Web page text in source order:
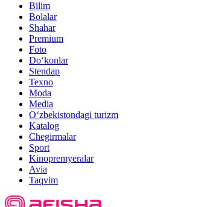
Bilim
Bolalar
Shahar
Premium
Foto
Do‘konlar
Stendap
Texno
Moda
Media
O‘zbekistondagi turizm
Katalog
Chegirmalar
Sport
Kinopremyeralar
Avia
Taqvim